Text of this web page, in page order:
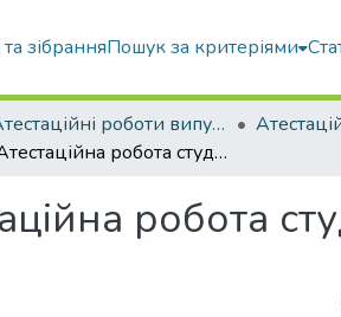
зібранняПошук за критеріями
Атестаційні роботи випускників
Атестаційна робота студента Євстифеєва Андрія Олеговича
робота